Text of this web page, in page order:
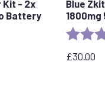
Kit - 2x
Battery
Blue
1800mg
£30.00